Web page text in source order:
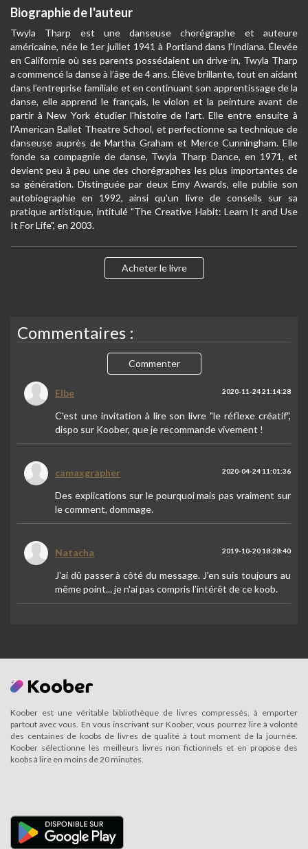
Biographie de l'auteur
Twyla Tharp est une danseuse chorégraphe et auteure
américaine, née le 1er juillet 1941 à Portland dans l’Indiana. Élevée
en Californie où ses parents possédaient un drive-in, Twyla Tharp
a commencé la danse à l’âge de 4 ans. Élève brillante, tout en aidant
dans l’entreprise familiale et en continuant son apprentissage de la
danse, elle apprend le français, le violon et la peinture avant de
partir à New York étudier l’histoire de l’art. Elle entre ensuite à
l’American Ballet Theatre School, et perfectionne sa technique de
danseuse auprès de Martha Graham et Merce Cunningham. Elle
fonde sa compagnie de danse, Twyla Tharp Dance, en 1971, et
devient peu à peu une des chorégraphes les plus importantes de
sa génération. Distinguée par deux Emy Awards, elle publie son
autobiographie en 1992, ainsi qu'un livre de conseils sur sa
pratique artistique, intitulé "The Creative Habit: Learn It and Use
It For Life", en 2003.
Acheter le livre
Commentaires :
Commenter
Elbe 2020-11-24 21:14:28
C'est une invitation à lire son livre "le réflexe créatif",
dispo sur Koober, que je recommande vivement !
camaxgrapher 2020-04-24 11:01:36
Des explications sur le pourquoi mais pas vraiment sur
le comment, dommage.
Natacha 2019-10-20 18:28:40
J'ai dû passer à côté du message. J'en suis toujours au
même point... je n'ai pas compris l'intérêt de ce koob.
Koober est une véritable bibliothèque de livres compressés, à emporter
partout avec vous. En vous inscrivant sur Koober, vous pourrez lire à volonté
des centaines de koobs de livres de qualité à tout moment de la journée.
Koober sélectionne les meilleurs livres non fictionnels et en propose des
koobs à lire en moins de 20 minutes.